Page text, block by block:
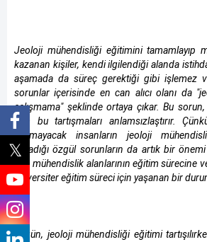
Jeoloji mühendisliği eğitimini tamamlayıp
kazanan kişiler, kendi ilgilendiği alanda
aşamada da süreç gerektiği gibi işlemez
sorunlar içerisinde en can alıcı olanı da
çalışmama" şeklinde ortaya çıkar. Bu
tüm bu tartışmaları anlamsızlaştırır.
yapmayacak insanların jeoloji
yaşadığı özgül sorunların da artık bir
tüm mühendislik alanlarının eğitim sürecine
üniversiter eğitim süreci için yaşanan bir
Bugün, jeoloji mühendisliği eğitimi